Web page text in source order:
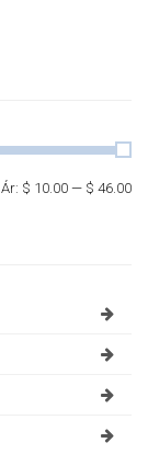
Ár: $ 10.00 — $ 46.00